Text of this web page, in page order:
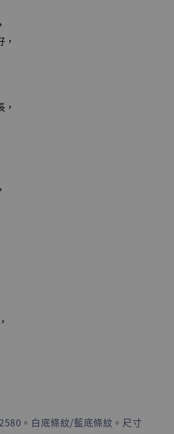
。白底條紋/藍底條紋。尺寸